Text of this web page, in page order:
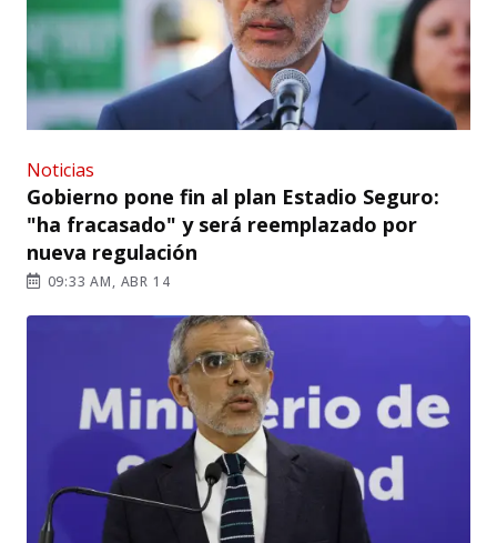
Noticias
Gobierno pone fin al plan Estadio Seguro:
"ha fracasado" y será reemplazado por
nueva regulación
09:33 AM, ABR 14